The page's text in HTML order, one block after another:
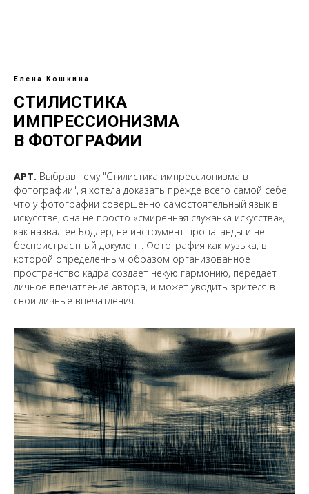
Елена Кошкина
СТИЛИСТИКА
ИМПРЕССИОНИЗМА
В ФОТОГРАФИИ
АРТ. Выбрав тему "Стилистика импрессионизма в
фотографии", я хотела доказать прежде всего самой себе,
что у фотографии совершенно самостоятельный язык в
искусстве, она не просто «смиренная служанка искусства»,
как назвал ее Бодлер, не инструмент пропаганды и не
беспристрастный документ. Фотография как музыка, в
которой определенным образом организованное
пространство кадра создает некую гармонию, передает
личное впечатление автора, и может уводить зрителя в
свои личные впечатления.